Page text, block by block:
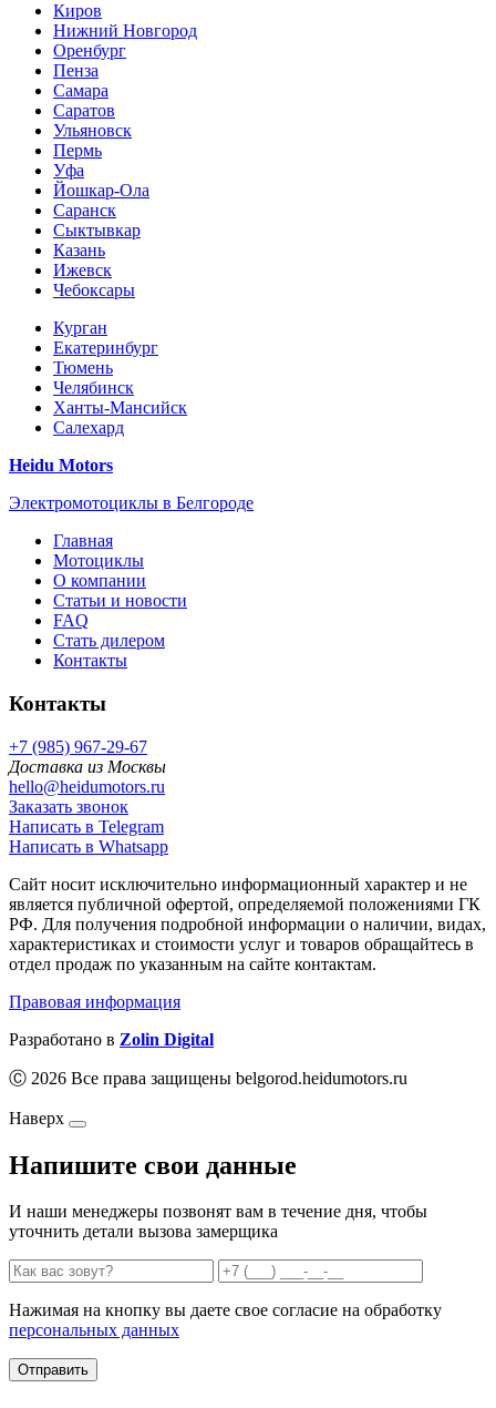
Киров
Нижний Новгород
Оренбург
Пенза
Самара
Саратов
Ульяновск
Пермь
Уфа
Йошкар-Ола
Саранск
Сыктывкар
Казань
Ижевск
Чебоксары
Курган
Екатеринбург
Тюмень
Челябинск
Ханты-Мансийск
Салехард
Heidu Motors
Электромотоциклы в Белгороде
Главная
Мотоциклы
О компании
Статьи и новости
FAQ
Стать дилером
Контакты
Контакты
+7 (985) 967-29-67
Доставка из Москвы
hello@heidumotors.ru
Заказать звонок
Написать в Telegram
Написать в Whatsapp
Сайт носит исключительно информационный характер и не
является публичной офертой, определяемой положениями ГК
РФ. Для получения подробной информации о наличии, видах,
характеристиках и стоимости услуг и товаров обращайтесь в
отдел продаж по указанным на сайте контактам.
Правовая информация
Разработано в Zolin Digital
Ⓒ 2026 Все права защищены belgorod.heidumotors.ru
Наверх
Напишите свои данные
И наши менеджеры позвонят вам в течение дня, чтобы
уточнить детали вызова замерщика
Нажимая на кнопку вы даете свое согласие на обработку
персональных данных
Отправить